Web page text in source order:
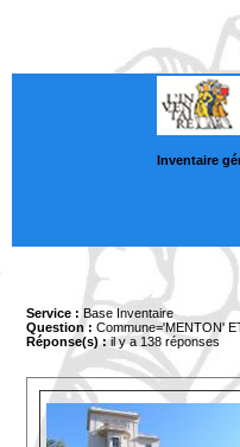
Inventaire
Service : Base Inventaire
Question : Commune='MENTON'
Réponse(s) :il y a 138 réponses